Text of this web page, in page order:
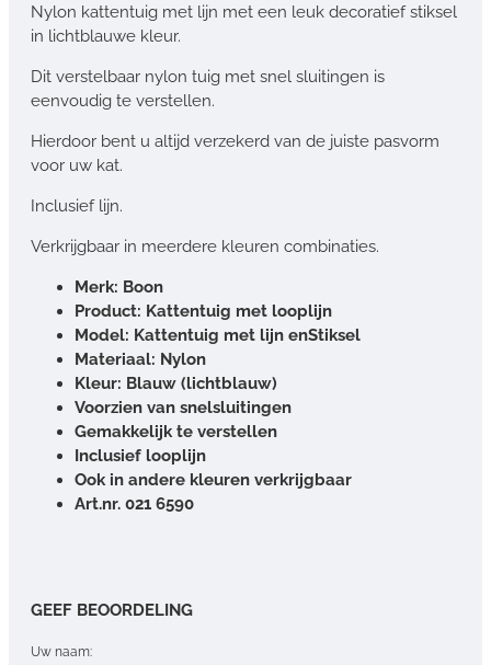
Nylon kattentuig met lijn met een leuk decoratief stiksel
in lichtblauwe kleur.
Dit verstelbaar nylon tuig met snel sluitingen is
eenvoudig te verstellen.
Hierdoor bent u altijd verzekerd van de juiste pasvorm
voor uw kat.
Inclusief lijn.
Verkrijgbaar in meerdere kleuren combinaties.
Merk: Boon
Product: Kattentuig met looplijn
Model: Kattentuig met lijn enStiksel
Materiaal: Nylon
Kleur: Blauw (lichtblauw)
Voorzien van snelsluitingen
Gemakkelijk te verstellen
Inclusief looplijn
Ook in andere kleuren verkrijgbaar
Art.nr. 021 6590
GEEF BEOORDELING
Uw naam: